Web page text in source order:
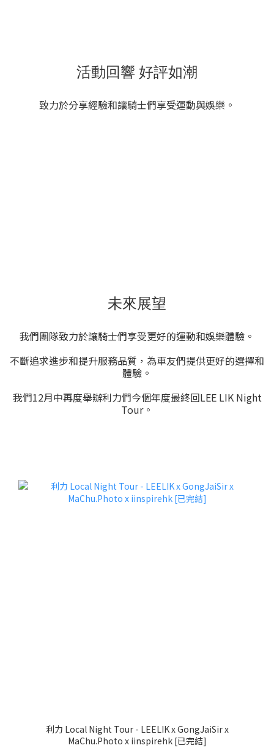
活動回響 好評如潮
致力於分享經驗和讓騎士們享受運動與娛樂。
未來展望
我們團隊致力於讓騎士們享受更好的運動和娛樂體驗。
不斷追求進步和提升服務品質，為車友們提供更好的選擇和
體驗。
我們12月中再度舉辦利力們今個年度最終回LEE LIK Night
Tour。
利力 Local Night Tour - LEELIK x GongJaiSir x
MaChu.Photo x iinspirehk [已完結]